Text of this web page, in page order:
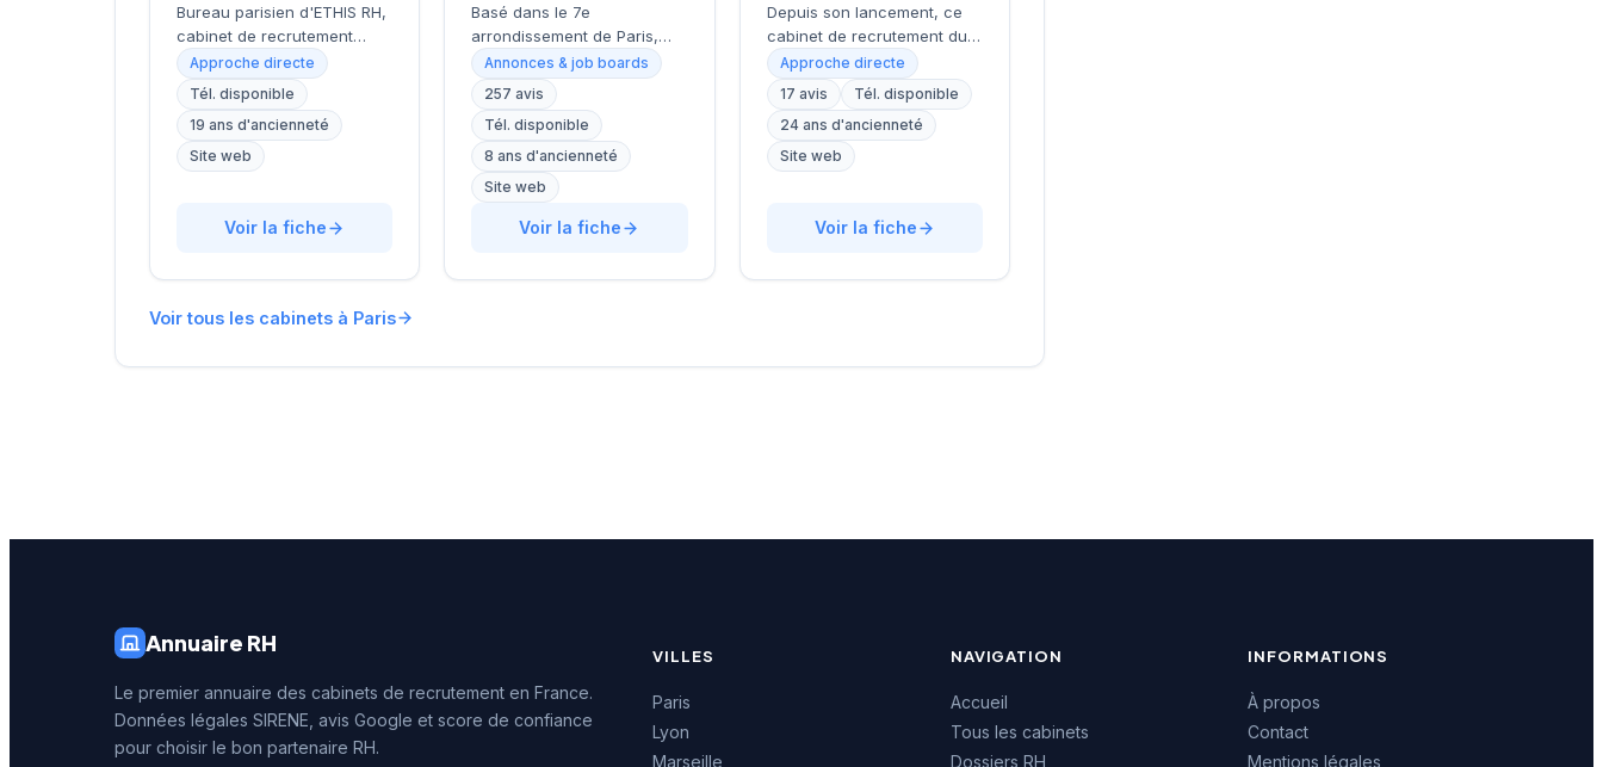
Bureau parisien d'ETHIS RH,
cabinet de recrutement
fondé en 2007, spécialisé
dans le conseil en
ressources humaines, le
recrutement de cadres et
dirigeants, le coaching et
arrondissement de Paris, à
l'équipe accompagne les
dans leurs recherches de
personnalisée.
Approche directe
Tél. disponible
19 ans d'ancienneté
Site web
Voir la fiche
Basé dans le 7e
arrondissement de Paris,
près de la Tour Eiffel et des
Invalides, ce cabinet de
recrutement bénéficie d'une
localisation prestigieuse au
cœur de la capitale. Installé
rue de Bellechasse, il
accompagne les entreprises
dans leurs recrutements
personnalisée. La structure
note de 4.7/5 sur plus de
Annonces & job boards
257 avis
Tél. disponible
8 ans d'ancienneté
Site web
Voir la fiche
Depuis son lancement, ce
cabinet de recrutement du
9e arrondissement
accompagne les entreprises
dans leurs recherches de
talents, avec une approche
centrée sur les métiers du
quartier Opéra-Grands
développe une expertise
L'équipe intervient tant sur
satisfaction des clients
Approche directe
17 avis
Tél. disponible
24 ans d'ancienneté
Site web
Voir la fiche
Voir tous les cabinets à Paris
Annuaire RH
Le premier annuaire des cabinets de recrutement en France.
Données légales SIRENE, avis Google et score de confiance
pour choisir le bon partenaire RH.
VILLES
Paris
Lyon
Marseille
NAVIGATION
Accueil
Tous les cabinets
Dossiers RH
INFORMATIONS
À propos
Contact
Mentions légales